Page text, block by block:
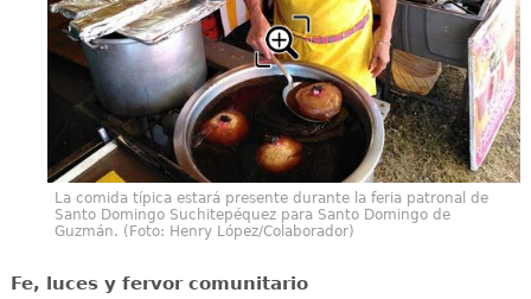
La comida típica estará presente durante la feria patronal de
Santo Domingo Suchitepéquez para Santo Domingo de
Guzmán. (Foto: Henry López/Colaborador)
Fe, luces y fervor comunitario